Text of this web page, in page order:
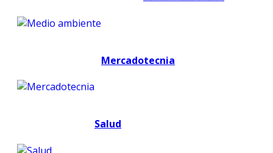
Mercadotecnia
Salud